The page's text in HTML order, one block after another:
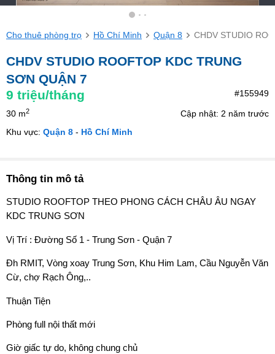
Cho thuê phòng trọ Hồ Chí Minh Quận 8 CHDV STUDIO
CHDV STUDIO ROOFTOP KDC TRUNG
SƠN QUẬN 7
9 triệu/tháng #155949
30 m2
Cập nhật: 2 năm trước
Khu vực: Quận 8 - Hồ Chí Minh
Thông tin mô tả
STUDIO ROOFTOP THEO PHONG CÁCH CHÂU ÂU NGAY
KDC TRUNG SƠN
Vị Trí : Đường Số 1 - Trung Sơn - Quận 7
Đh RMIT, Vòng xoay Trung Sơn, Khu Him Lam, Cầu Nguyễn Văn
Cừ, chợ Rạch Ông,..
Thuận Tiện
Phòng full nội thất mới
Giờ giấc tự do, không chung chủ